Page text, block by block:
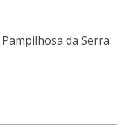
da Serra